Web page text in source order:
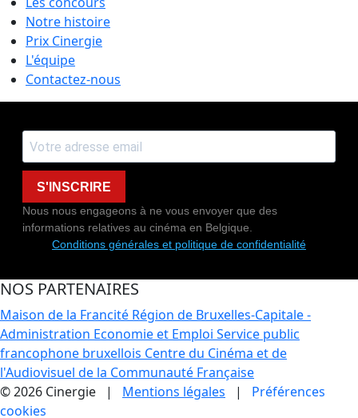
Notre histoire
Prix Cinergie
L'équipe
Contactez-nous
S'INSCRIRE
Nous nous engageons à ne vous envoyer que des
informations relatives au cinéma en Belgique.
Conditions générales et politique de confidentialité
NOS PARTENAIRES
Maison de la Francité Région de Bruxelles-Capitale -
Administration Economie et Emploi Service public
francophone bruxellois Centre du Cinéma et de
l'Audiovisuel de la Communauté Française
© 2026 Cinergie | Mentions légales | Préférences
cookies